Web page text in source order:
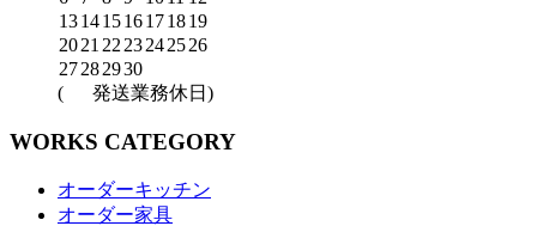
13141516171819
2021 22 23242526
27282930
(
発送業務休日)
WORKS CATEGORY
オーダーキッチン
オーダー家具